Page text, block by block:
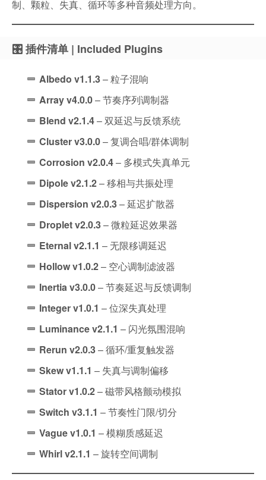
制、颗粒、失真、循环等多种音频处理方向。
🎛️ 插件清单 | Included Plugins
Albedo v1.1.3– 粒子混响
Array v4.0.0– 节奏序列调制器
Blend v2.1.4– 双延迟与反馈系统
Cluster v3.0.0– 复调合唱/群体调制
Corrosion v2.0.4– 多模式失真单元
Dipole v2.1.2– 移相与共振处理
Dispersion v2.0.3– 延迟扩散器
Droplet v2.0.3– 微粒延迟效果器
Eternal v2.1.1 – 无限移调延迟
Hollow v1.0.2– 空心调制滤波器
Inertia v3.0.0– 节奏延迟与反馈调制
Integer v1.0.1 – 位深失真处理
Luminance v2.1.1 – 闪光氛围混响
Rerun v2.0.3– 循环/重复触发器
Skew v1.1.1 – 失真与调制偏移
Stator v1.0.2– 磁带风格颤动模拟
Switch v3.1.1 – 节奏性门限/切分
Vague v1.0.1 – 模糊质感延迟
Whirl v2.1.1 – 旋转空间调制